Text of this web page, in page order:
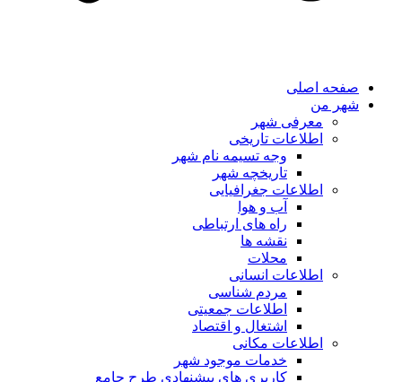
صفحه اصلی
شهر من
معرفی شهر
اطلاعات تاریخی
وجه تسیمه نام شهر
تاریخچه شهر
اطلاعات جغرافیایی
آب و هوا
راه های ارتباطی
نقشه ها
محلات
اطلاعات انسانی
مردم شناسی
اطلاعات جمعیتی
اشتغال و اقتصاد
اطلاعات مکانی
خدمات موجود شهر
کاربری های پیشنهادی طرح جامع